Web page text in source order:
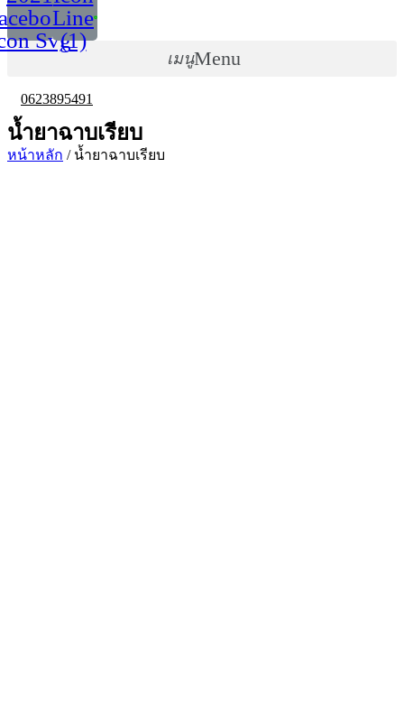
Svg
Line
(1)
Menu
0623895491
น้ำยาฉาบเรียบ
หน้าหลัก / น้ำยาฉาบเรียบ